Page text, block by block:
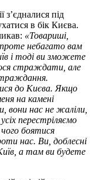
з’єдналися під
в бік Києва.
«Товариші,
небагато вам
і тоді ви зможете
страждати, але
до Києва. Якщо
на камені
вони нас не жаліли,
перестріляємо
боятися
нас. Ви, доблесні
а там ви будете